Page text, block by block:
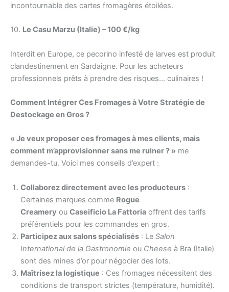
incontournable des cartes fromagères étoilées.
10. Le Casu Marzu (Italie) – 100 €/kg
Interdit en Europe, ce pecorino infesté de larves est produit
clandestinement en Sardaigne. Pour les acheteurs
professionnels prêts à prendre des risques… culinaires !
Comment Intégrer Ces Fromages à Votre Stratégie de
Destockage en Gros ?
« Je veux proposer ces fromages à mes clients, mais
comment m’approvisionner sans me ruiner ? » me
demandes-tu. Voici mes conseils d’expert :
Collaborez directement avec les producteurs :
Certaines marques comme Rogue
Creamery ou Caseificio La Fattoria offrent des tarifs
préférentiels pour les commandes en gros.
Participez aux salons spécialisés : Le Salon
International de la Gastronomie ou Cheese à Bra (Italie)
sont des mines d’or pour négocier des lots.
Maîtrisez la logistique : Ces fromages nécessitent des
conditions de transport strictes (température, humidité).